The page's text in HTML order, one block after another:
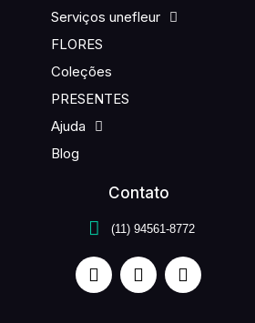
Serviços unefleur
FLORES
Coleções
PRESENTES
Ajuda
Blog
Contato
(11) 94561-8772